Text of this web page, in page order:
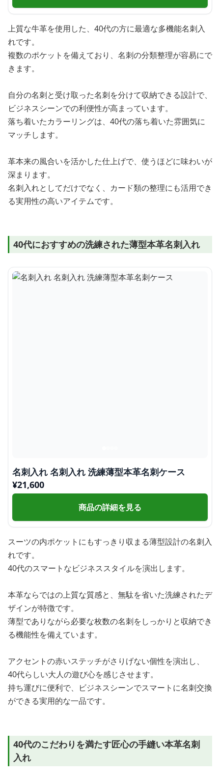
上質な牛革を使用した、40代の方に最適な多機能名刺入
れです。
複数のポケットを備えており、名刺の分類整理が容易にで
きます。
自分の名刺と受け取った名刺を分けて収納できる設計で、
ビジネスシーンでの利便性が高まっています。
落ち着いたカラーリングは、40代の落ち着いた雰囲気に
マッチします。
革本来の風合いを活かした仕上げで、使うほどに味わいが
深まります。
名刺入れとしてだけでなく、カード類の整理にも活用でき
る実用性の高いアイテムです。
40代におすすめの洗練された薄型本革名刺入れ
名刺入れ 名刺入れ 洗練薄型本革名刺ケース
¥21,600
商品の詳細を見る
スーツの内ポケットにもすっきり収まる薄型設計の名刺入
れです。
40代のスマートなビジネススタイルを演出します。
本革ならではの上質な質感と、無駄を省いた洗練されたデ
ザインが特徴です。
薄型でありながら必要な枚数の名刺をしっかりと収納でき
る機能性を備えています。
アクセントの赤いステッチがさりげない個性を演出し、
40代らしい大人の遊び心を感じさせます。
持ち運びに便利で、ビジネスシーンでスマートに名刺交換
ができる実用的な一品です。
40代のこだわりを満たす匠心の手縫い本革名刺
入れ